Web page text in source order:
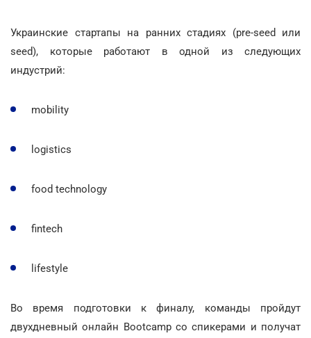
Украинские стартапы на ранних стадиях (pre-seed или
seed), которые работают в одной из следующих
индустрий:
mobility
logistics
food technology
fintech
lifestyle
Во время подготовки к финалу, команды пройдут
двухдневный онлайн Bootcamp со спикерами и получат